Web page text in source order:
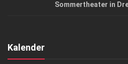
Sommertheater in
Kalender